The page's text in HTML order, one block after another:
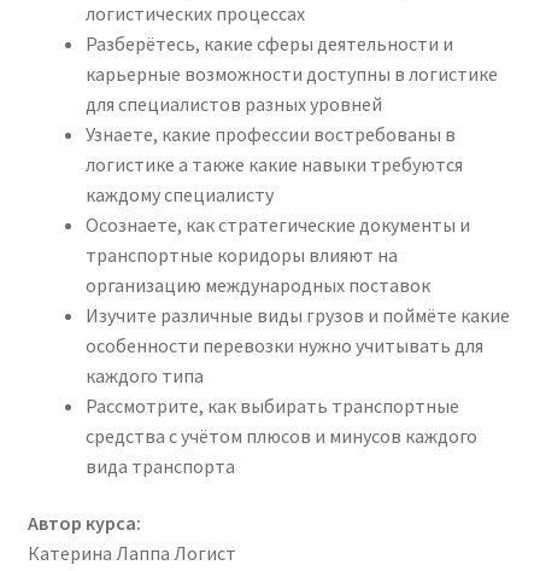
логистических процессах
Разберётесь, какие сферы деятельности и
карьерные возможности доступны в логистике
для специалистов разных уровней
Узнаете, какие профессии востребованы в
логистике а также какие навыки требуются
каждому специалисту
Осознаете, как стратегические документы и
транспортные коридоры влияют на
организацию международных поставок
Изучите различные виды грузов и поймёте какие
особенности перевозки нужно учитывать для
каждого типа
Рассмотрите, как выбирать транспортные
средства с учётом плюсов и минусов каждого
вида транспорта
Автор курса:
Катерина Лаппа Логист